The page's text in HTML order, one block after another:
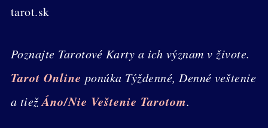
tarot.sk
Poznajte Tarotové Karty a ich význam v živote.
Tarot Online ponúka Týždenné, Denné veštenie
a tiežÁno/Nie Veštenie Tarotom.